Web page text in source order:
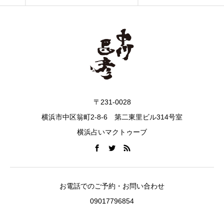
〒231-0028
横浜市中区翁町2-8-6 第二東里ビル314号室
横浜占いマクトゥーブ
お電話でのご予約・お問い合わせ
09017796854